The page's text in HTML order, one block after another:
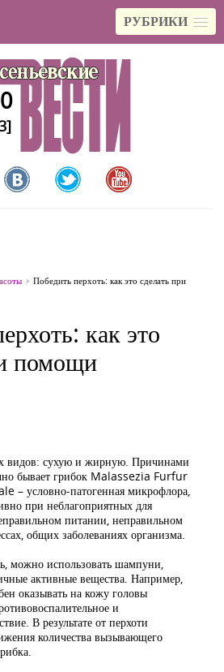
РУБРИКИ
Победить перхоть: как это сделать при
как это
помощи
видов: сухую и жирную. Причинами
бывает грибок Malassezia Furfur
– условно-патогенная микрофлора,
при неблагоприятных для
питании, неправильном
общих заболеваниях организма.
можно использовать шампуни,
активные вещества. Например,
оказывать на кожу головы
и
В результате от перхоти
количества вызывающего